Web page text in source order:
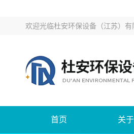
欢迎光临杜安环保设备（江苏）有
首页 关